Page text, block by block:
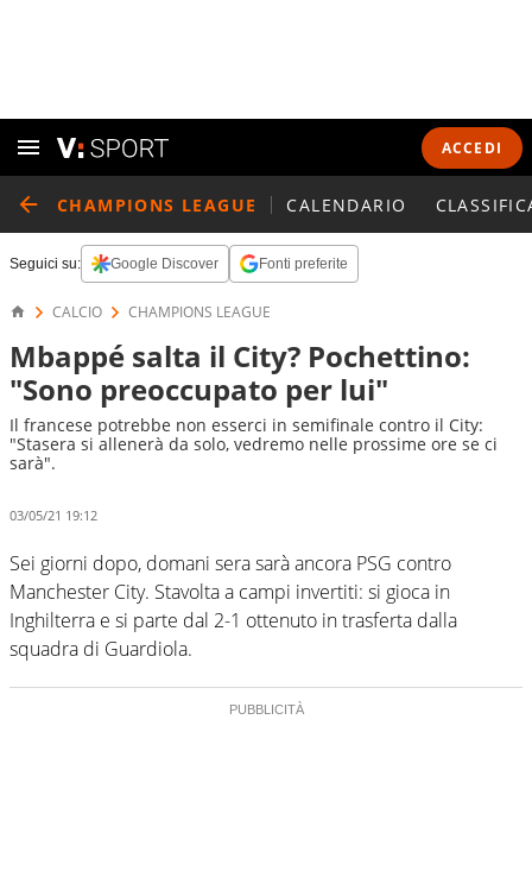
ACCEDI
CHAMPIONS LEAGUE CALENDARIO
Seguici su: Google Discover Fonti preferite
CALCIO CHAMPIONS LEAGUE
Mbappé salta il City? Pochettino:
"Sono preoccupato per lui"
Il francese potrebbe non esserci in semifinale contro il City:
"Stasera si allenerà da solo, vedremo nelle prossime ore se ci
sarà".
03/05/21 19:12
Sei giorni dopo, domani sera sarà ancora PSG contro
Manchester City. Stavolta a campi invertiti: si gioca in
Inghilterra e si parte dal 2-1 ottenuto in trasferta dalla
squadra di Guardiola.